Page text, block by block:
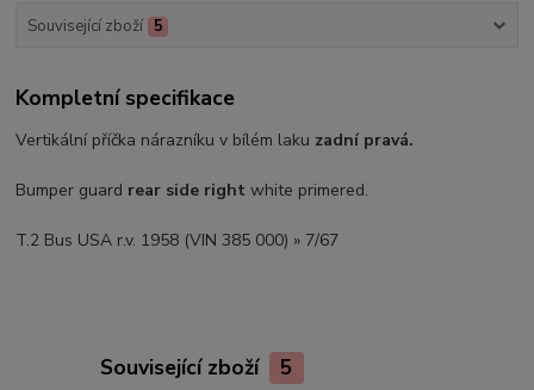
Související zboží 5
Kompletní specifikace
Vertikální příčka nárazníku v bílém laku zadní pravá.
Bumper guard rear side right white primered.
T.2 Bus USA r.v. 1958 (VIN 385 000) » 7/67
Související zboží 5